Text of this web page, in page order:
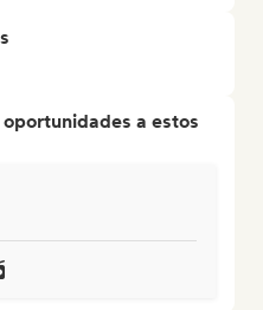
a estos